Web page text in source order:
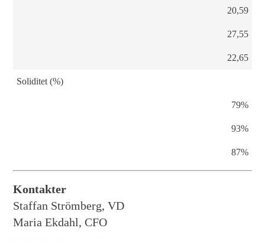
20,59
27,55
22,65
Soliditet (%)
79%
93%
87%
Kontakter
Staffan Strömberg, VD
Maria Ekdahl, CFO